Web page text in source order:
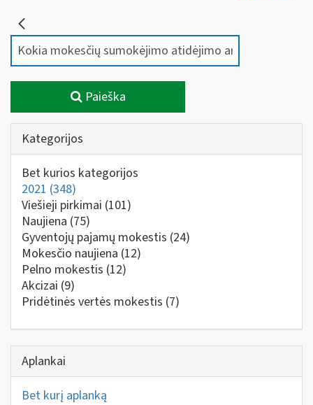
Paieška
Kategorijos
Bet kurios kategorijos
2021 (348)
Viešieji pirkimai (101)
Naujiena (75)
Gyventojų pajamų mokestis (24)
Mokesčio naujiena (12)
Pelno mokestis (12)
Akcizai (9)
Pridėtinės vertės mokestis (7)
Aplankai
Bet kurį aplanką